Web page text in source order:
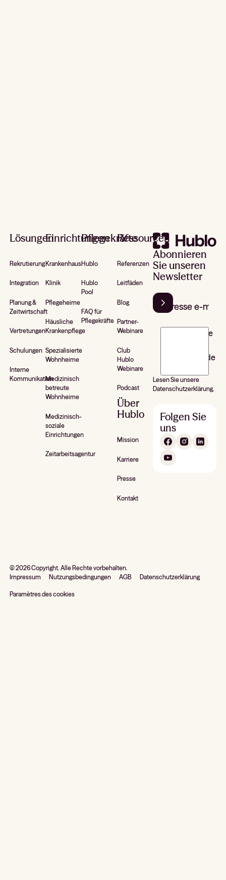
Lösungen
Rekrutierung
Integration
Planung &
Zeitwirtschaft
Vertretungen
Schulungen
Interne
Kommunikation
Einrichtungen
Krankenhaus
Klinik
Pflegeheime
Häusliche
Krankenpflege
Spezialisierte
Wohnheime
Medizinisch
betreute
Wohnheime
Medizinisch-
soziale
Einrichtungen
Zeitarbeitsagentur
Pflegekräfte
Hublo
Hublo
Pool
FAQ für
Pflegekräfte
Ressourcen
Referenzen
Leitfäden
Blog
Partner-
Webinare
Club
Hublo
Webinare
Podcast
Über
Hublo
Mission
Karriere
Presse
Kontakt
Abonnieren
Sie unseren
Newsletter
J’accepte de
newsletter de
Lesen Sie unsere
Datenschutzerklärung.
Folgen Sie
uns
©2026Copyright. Alle Rechte vorbehalten.
Impressum
Nutzungsbedingungen AGB Datenschutzerklärung
Paramètres des cookies